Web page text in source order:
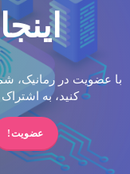
با عضویت در رمانیک،
کنید، به
عضویت!